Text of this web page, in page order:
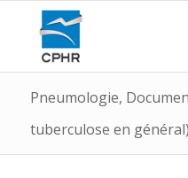
Pneumologie,
tuberculose en général)